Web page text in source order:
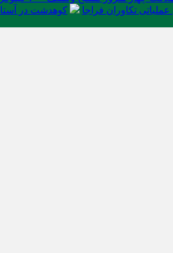
تکاوران فراجا کوهدشت در